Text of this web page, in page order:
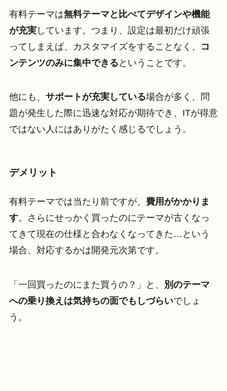
有料テーマは無料テーマと比べてデザインや機能
が充実しています。つまり、設定は最初だけ頑張
ってしまえば、カスタマイズをすることなく、
コ
ンテンツのみに集中できる ということです。
他にも、 サポートが充実している場合が多く、問
題が発生した際に迅速な対応が期待でき、ITが得意
ではない人にはありがたく感じるでしょう。
デメリット
有料テーマでは当たり前ですが、 費用がかかりま
す。さらにせっかく買ったのにテーマが古くなっ
てきて現在の仕様と合わなくなってきた…という
場合、対応するかは開発元次第です。
「一回買ったのにまた買うの？」と、
別のテーマ
への乗り換えは気持ちの面でもしづらいでしょ
う。